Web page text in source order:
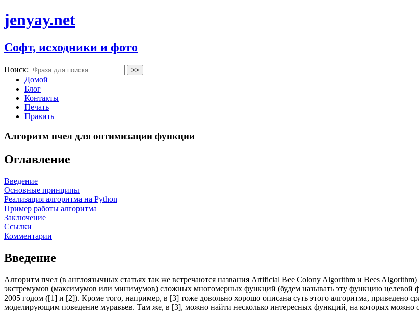
jenyay.net
Софт, исходники и фото
Поиск:
Домой
Блог
Контакты
Печать
Править
Алгоритм пчел для оптимизации функции
Оглавление
Введение
Основные принципы
Реализация алгоритма на Python
Пример работы алгоритма
Заключение
Ссылки
Комментарии
Введение
Алгоритм пчел (в англоязычных статьях так же встречаются названия Artificial Bee Colony Algorithm и Bees
экстремумов (максимумов или минимумов) сложных многомерных функций (будем называть эту функцию целевой
2005 годом ([1] и [2]). Кроме того, например, в [3] тоже довольно хорошо описана суть этого алгоритма, приведено
моделирующим поведение муравьев. Там же, в [3], можно найти несколько интересных функций, на которых можно